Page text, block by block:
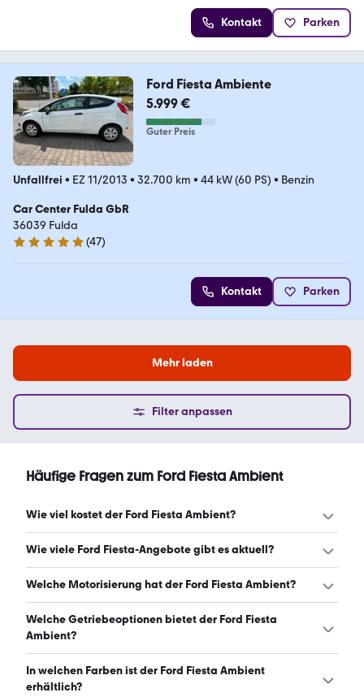
Kontakt Parken
Ford Fiesta Ambiente
5.999 €
Guter Preis
Unfallfrei • EZ 11/2013 • 32.700 km • 44 kW (60 PS) • Benzin
Car Center Fulda GbR
36039 Fulda
5 Sterne
(47)
Kontakt Parken
Mehr laden
Filter anpassen
Häufige Fragen zum Ford Fiesta Ambient
Wie viel kostet der Ford Fiesta Ambient?
Ein guter Preis für einen Ford Fiesta Ambient liegt
Wie viele Ford Fiesta-Angebote gibt es aktuell?
Es gibt insgesamt 271 Ford Fiesta bei mobile.de, davon
Welche Motorisierung hat der Ford Fiesta Ambient?
Der Ford Fiesta Ambient hat Leistungen zwischen 60 und
82 PS. (Stand: 6.8.2026)
Welche Getriebeoptionen bietet der Ford Fiesta
Ambient?
Der Ford Fiesta Ambient ist mit manuellem,
automatischem und halbautomatischem Getriebe
In welchen Farben ist der Ford Fiesta Ambient
erhältlich?